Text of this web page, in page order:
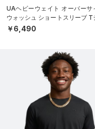
UAヘビーウェイト オーバーサ
ウォッシュ ショートスリーブ T
ツ（ライフスタイル/MEN）
￥6,490